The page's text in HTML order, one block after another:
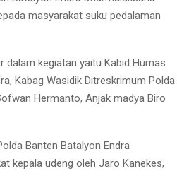
masyarakat suku pedalaman
dalam kegiatan yaitu Kabid Humas
Kabag Wasidik Ditreskrimum Polda
Hermanto, Anjak madya Biro
Banten Batalyon Endra
kepala udeng oleh Jaro Kanekes,